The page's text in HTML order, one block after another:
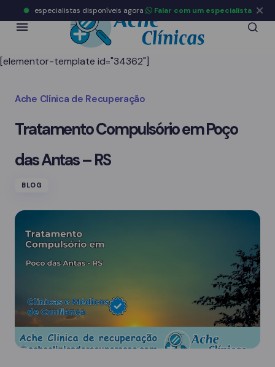
[elementor-template id="34362"]
Ache Clínica de Recuperação
Tratamento Compulsório em Poço
das Antas – RS
BLOG
especialistas disponíveis agora Falar com um especialista